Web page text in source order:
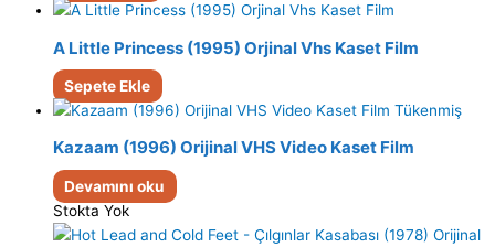
A Little Princess (1995) Orjinal Vhs Kaset Film
Sepete Ekle
Tükenmiş
Kazaam (1996) Orijinal VHS Video Kaset Film
Devamını oku
Stokta Yok